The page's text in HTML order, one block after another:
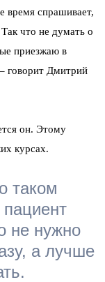
время спрашивает,
что не думать о
приезжаю в
– говорит Дмитрий
он. Этому
курсах.
таком
не нужно
а лучше